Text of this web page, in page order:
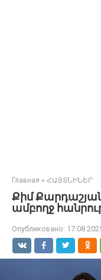
Главная » ՀԱՅՏՆԻՆԵՐ
Քիմ
ամբողջ
Опубликовано: